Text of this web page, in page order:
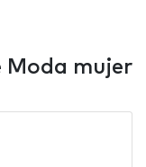
Moda mujer